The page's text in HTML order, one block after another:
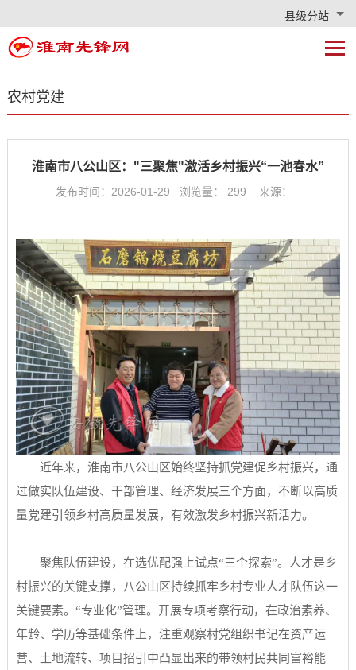
县级分站
农村党建
淮南市八公山区："三聚焦"激活乡村振兴“一池春水”
发布时间：2026-01-29 浏览量： 299 来源：
近年来，淮南市八公山区始终坚持抓党建促乡村振兴，通
过做实队伍建设、干部管理、经济发展三个方面，不断以高质
量党建引领乡村高质量发展，有效激发乡村振兴新活力。
聚焦队伍建设，在选优配强上试点“三个探索”。人才是乡
村振兴的关键支撑，八公山区持续抓牢乡村专业人才队伍这一
关键要素。“专业化”管理。开展专项考察行动，在政治素养、
年龄、学历等基础条件上，注重观察村党组织书记在资产运
营、土地流转、项目招引中凸显出来的带领村民共同富裕能